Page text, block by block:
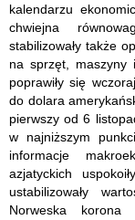
kalendarzu
chwiejna
stabilizowały także
na sprzęt, maszyny
poprawiły się
do dolara
pierwszy od 6
w najniższym
informacje
azjatyckich
ustabilizowały
Norweska